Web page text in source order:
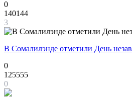
0
140144
3
В Сомалилэнде отметили День
0
125555
0